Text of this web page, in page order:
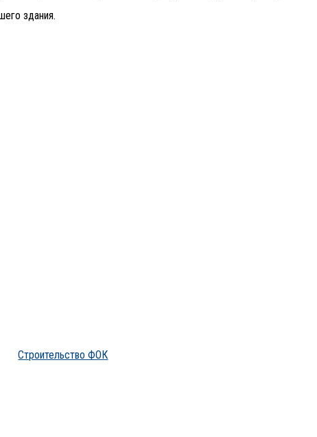
здания.
Строительство ФОК